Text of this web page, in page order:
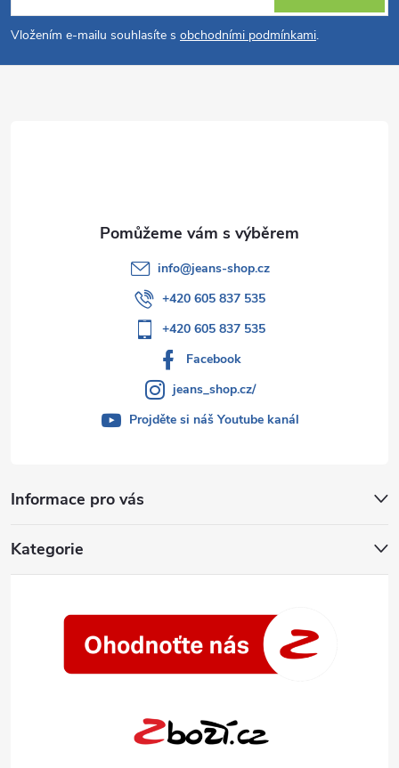
p
a
Vložením e-mailu souhlasíte s obchodními podmínkami.
Informace pro vás
Kategorie
info@jeans-shop.cz
+420 605 837 535
+420 605 837 535
Facebook
jeans_shop.cz/
Projděte si náš Youtube kanál